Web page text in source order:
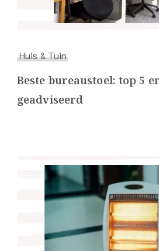
Huis & Tuin
Beste bureaustoel: top 5
geadviseerd